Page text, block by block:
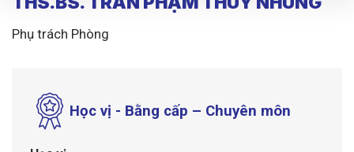
Phụ trách Phòng
Học vị - Bằng cấp – Chuyên môn